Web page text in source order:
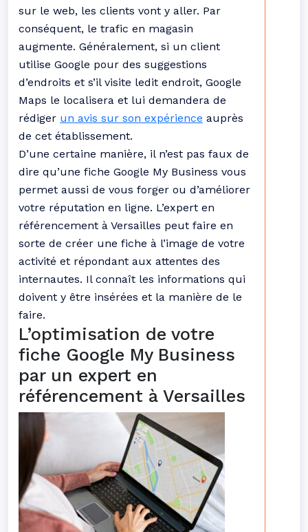
sur le web, les clients vont y aller. Par
conséquent, le trafic en magasin
augmente. Généralement, si un client
utilise Google pour des suggestions
d’endroits et s’il visite ledit endroit, Google
Maps le localisera et lui demandera de
rédiger un avis sur son expérience auprès
de cet établissement.
D’une certaine manière, il n’est pas faux de
dire qu’une fiche Google My Business vous
permet aussi de vous forger ou d’améliorer
votre réputation en ligne. L’expert en
référencement à Versailles peut faire en
sorte de créer une fiche à l’image de votre
activité et répondant aux attentes des
internautes. Il connaît les informations qui
doivent y être insérées et la manière de le
faire.
L’optimisation de votre
fiche Google My Business
par un expert en
référencement à Versailles